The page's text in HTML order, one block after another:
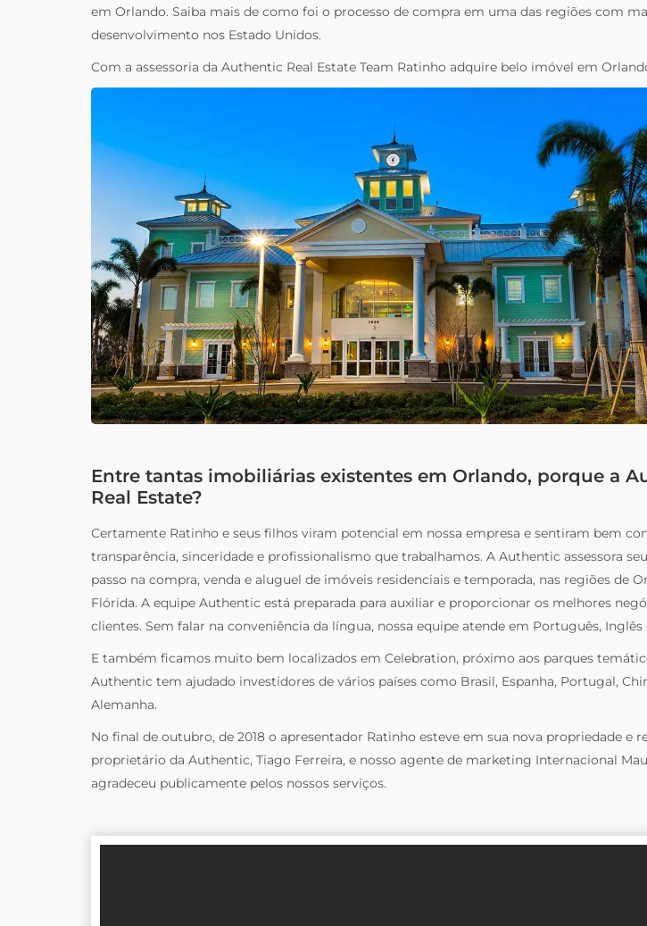
em Orlando. Saiba mais de como foi o processo de compra em uma das regiões com
desenvolvimento nos Estado Unidos.
Com a assessoria da Authentic Real Estate Team Ratinho adquire belo imóvel em
Entre tantas imobiliárias existentes em Orlando, porque a
Real Estate?
Certamente Ratinho e seus filhos viram potencial em nossa empresa e sentiram bem
transparência, sinceridade e profissionalismo que trabalhamos. A Authentic assessora
passo na compra, venda e aluguel de imóveis residenciais e temporada, nas regiões de
Flórida. A equipe Authentic está preparada para auxiliar e proporcionar os melhores
clientes. Sem falar na conveniência da língua, nossa equipe atende em Português, Inglês
E também ficamos muito bem localizados em Celebration, próximo aos parques
Authentic tem ajudado investidores de vários países como Brasil, Espanha, Portugal,
Alemanha.
No final de outubro, de 2018 o apresentador Ratinho esteve em sua nova propriedade e
proprietário da Authentic, Tiago Ferreira, e nosso agente de marketing Internacional
agradeceu publicamente pelos nossos serviços.